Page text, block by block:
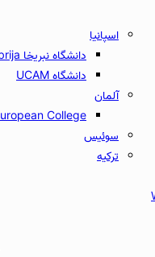
اسپانیا
دانشگاه نبریخا Nebrija
دانشگاه UCAM
آلمان
College
سوئیس
ترکیه